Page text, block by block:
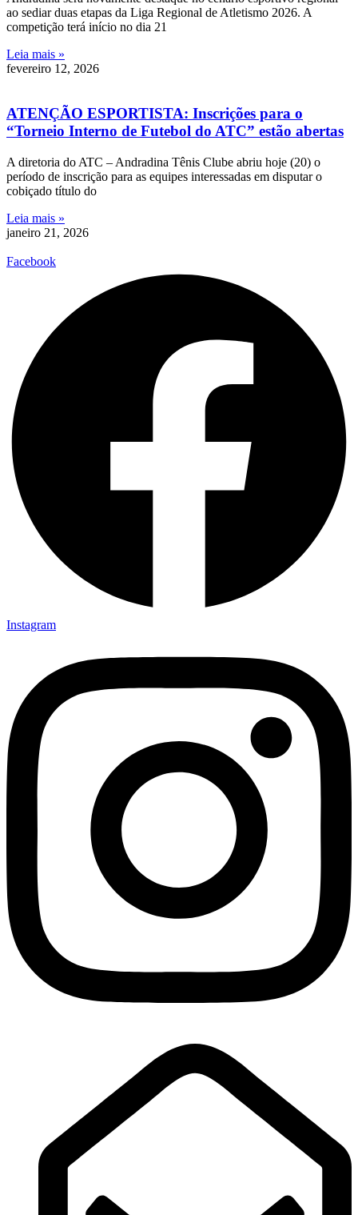
ao sediar duas etapas da Liga Regional de Atletismo 2026. A
competição terá início no dia 21
Leia mais »
fevereiro 12, 2026
ATENÇÃO ESPORTISTA: Inscrições para o
“Torneio Interno de Futebol do ATC” estão abertas
A diretoria do ATC – Andradina Tênis Clube abriu hoje (20) o
período de inscrição para as equipes interessadas em disputar o
cobiçado título do
Leia mais »
janeiro 21, 2026
Facebook
Instagram